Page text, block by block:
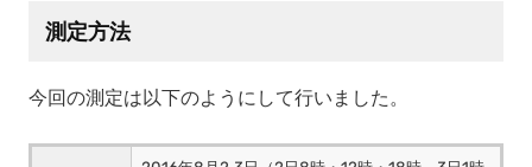
測定方法
今回の測定は以下のようにして行いました。